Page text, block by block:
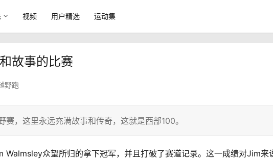
视频 用户精选 运动集
故事的比赛
野跑
，这里永远充满故事和传奇，这就是西部100。
Walmsley众望所归的拿下冠军，并且打破了赛道记录。这一成绩对Jim来